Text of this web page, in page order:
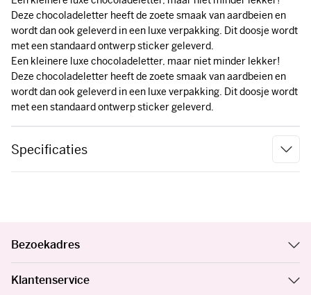
Deze chocoladeletter heeft de zoete smaak van aardbeien en
wordt dan ook geleverd in een luxe verpakking. Dit doosje wordt
met een standaard ontwerp sticker geleverd.
Een kleinere luxe chocoladeletter, maar niet minder lekker!
Deze chocoladeletter heeft de zoete smaak van aardbeien en
wordt dan ook geleverd in een luxe verpakking. Dit doosje wordt
met een standaard ontwerp sticker geleverd.
Specificaties
Bezoekadres
Klantenservice